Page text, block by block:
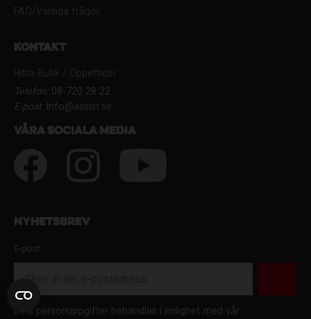
FAQ/Vanliga frågor
Kontakt
Hitta Butik / Öppettider
Telefon:08-720 28 22
E-post:Info@assist.se
Våra sociala media
Nyhetsbrev
E-post
Dina personuppgifter behandlas i enlighet med vår